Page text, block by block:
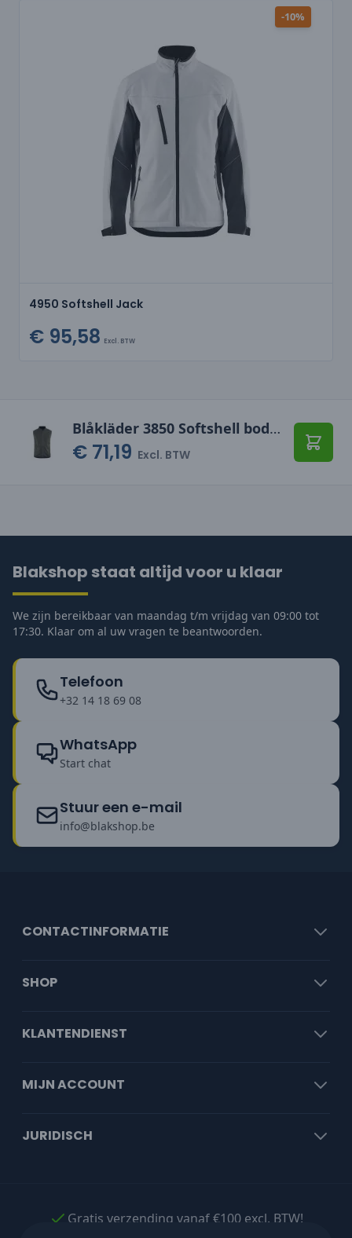
-10%
4950 Softshell Jack
€ 95,58 Excl. BTW
Blåkläder 3850 Softshell bodywarmer
€ 71,19 Excl. BTW
Blakshop staat altijd voor u klaar
We zijn bereikbaar van maandag t/m vrijdag van 09:00 tot
17:30. Klaar om al uw vragen te beantwoorden.
Telefoon
+32 14 18 69 08
WhatsApp
Start chat
Stuur een e-mail
info@blakshop.be
CONTACTINFORMATIE
SHOP
KLANTENDIENST
MIJN ACCOUNT
JURIDISCH
Gratis verzending vanaf €100 excl. BTW!